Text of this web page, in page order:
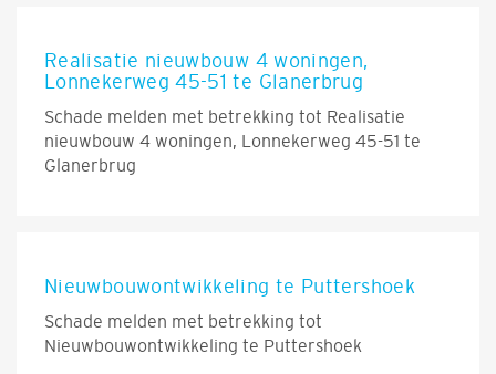
Realisatie nieuwbouw 4 woningen,
Lonnekerweg 45-51 te Glanerbrug
Schade melden met betrekking tot Realisatie
nieuwbouw 4 woningen, Lonnekerweg 45-51 te
Glanerbrug
Nieuwbouwontwikkeling te Puttershoek
Schade melden met betrekking tot
Nieuwbouwontwikkeling te Puttershoek